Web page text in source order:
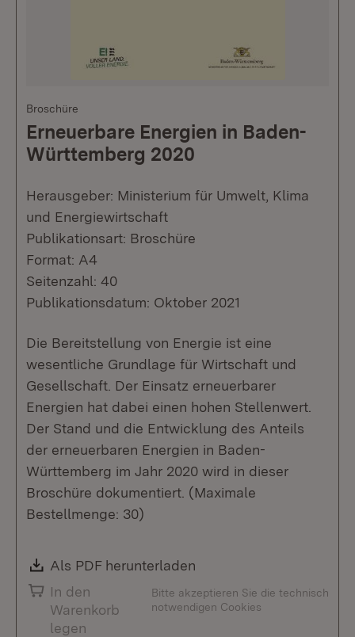
Broschüre
Erneuerbare Energien in Baden-
Württemberg 2020
Herausgeber: Ministerium für Umwelt, Klima
und Energiewirtschaft
Publikationsart: Broschüre
Format: A4
Seitenzahl: 40
Publikationsdatum: Oktober 2021
Die Bereitstellung von Energie ist eine
wesentliche Grundlage für Wirtschaft und
Gesellschaft. Der Einsatz erneuerbarer
Energien hat dabei einen hohen Stellenwert.
Der Stand und die Entwicklung des Anteils
der erneuerbaren Energien in Baden-
Württemberg im Jahr 2020 wird in dieser
Broschüre dokumentiert. (Maximale
Bestellmenge: 30)
Download:
Als PDF herunterladen
In den
Warenkorb
legen
Bitte akzeptieren Sie die technisch
notwendigen Cookies